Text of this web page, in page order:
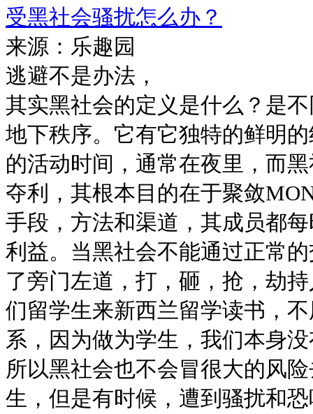
受黑社会骚扰怎么办？
来源：乐趣园
逃避不是办法，
其实黑社会的定义是什么？是
地下秩序。它有它独特的鲜明
的活动时间，通常在夜里，而
夺利，其根本目的在于聚敛
手段，方法和渠道，其成员都
利益。当黑社会不能通过正常
了旁门左道，打，砸，抢，劫
们留学生来新西兰留学读书，
系，因为做为学生，我们本身
所以黑社会也不会冒很大的风
生，但是有时候，遭到骚扰和